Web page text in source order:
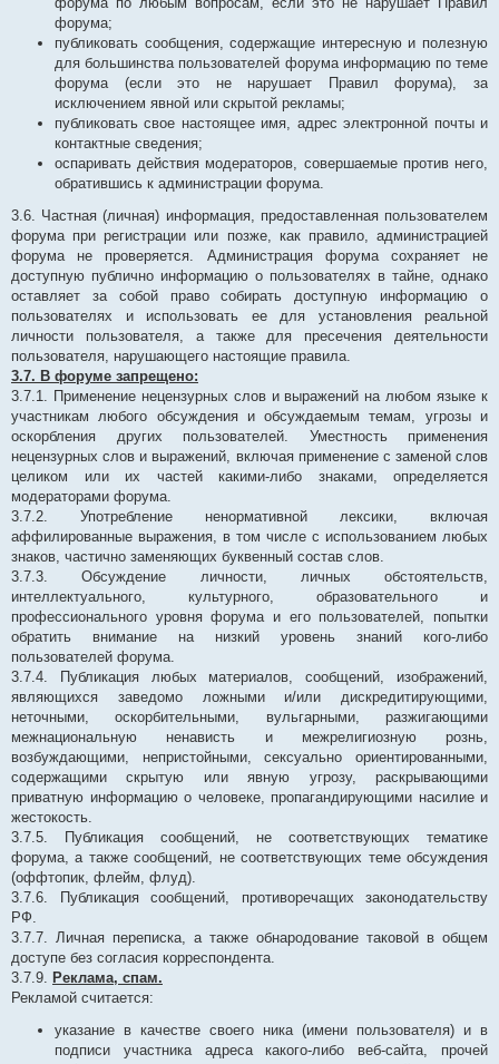
форума;
публиковать сообщения, содержащие интересную и полезную
для большинства пользователей форума информацию по теме
форума (если это не нарушает Правил форума), за
исключением явной или скрытой рекламы;
публиковать свое настоящее имя, адрес электронной почты и
контактные сведения;
оспаривать действия модераторов, совершаемые против него,
обратившись к администрации форума.
3.6. Частная (личная) информация, предоставленная пользователем
форума при регистрации или позже, как правило, администрацией
форума не проверяется. Администрация форума сохраняет не
доступную публично информацию о пользователях в тайне, однако
оставляет за собой право собирать доступную информацию о
пользователях и использовать ее для установления реальной
личности пользователя, а также для пресечения деятельности
пользователя, нарушающего настоящие правила.
3.7. В форуме запрещено:
3.7.1. Применение нецензурных слов и выражений на любом языке к
участникам любого обсуждения и обсуждаемым темам, угрозы и
оскорбления других пользователей. Уместность применения
нецензурных слов и выражений, включая применение с заменой слов
целиком или их частей какими-либо знаками, определяется
модераторами форума.
3.7.2. Употребление ненормативной лексики, включая
аффилированные выражения, в том числе с использованием любых
знаков, частично заменяющих буквенный состав слов.
3.7.3. Обсуждение личности, личных обстоятельств,
интеллектуального, культурного, образовательного и
профессионального уровня форума и его пользователей, попытки
обратить внимание на низкий уровень знаний кого-либо
пользователей форума.
3.7.4. Публикация любых материалов, сообщений, изображений,
являющихся заведомо ложными и/или дискредитирующими,
неточными, оскорбительными, вульгарными, разжигающими
межнациональную ненависть и межрелигиозную рознь,
возбуждающими, непристойными, сексуально ориентированными,
содержащими скрытую или явную угрозу, раскрывающими
приватную информацию о человеке, пропагандирующими насилие и
жестокость.
3.7.5. Публикация сообщений, не соответствующих тематике
форума, а также сообщений, не соответствующих теме обсуждения
(оффтопик, флейм, флуд).
3.7.6. Публикация сообщений, противоречащих законодательству
РФ.
3.7.7. Личная переписка, а также обнародование таковой в общем
доступе без согласия корреспондента.
3.7.9. Реклама, спам.
Рекламой считается:
указание в качестве своего ника (имени пользователя) и в
подписи участника адреса какого-либо веб-сайта, прочей